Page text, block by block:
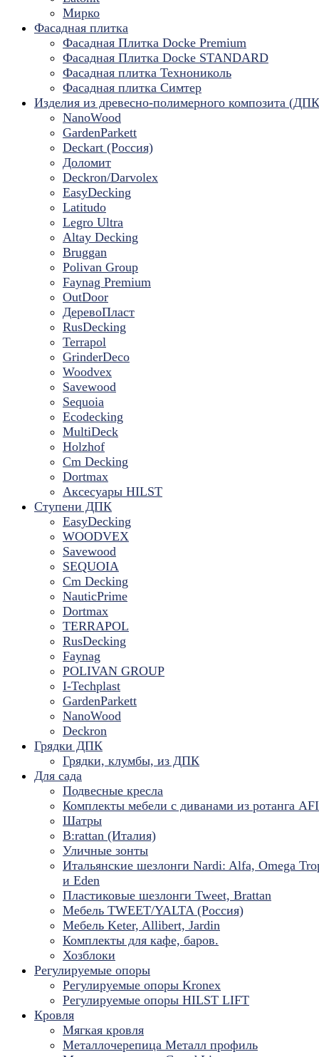
Мирко
Фасадная плитка
Фасадная Плитка Docke Premium
Фасадная Плитка Docke STANDARD
Фасадная плитка Технониколь
Фасадная плитка Симтер
Изделия из древесно-полимерного композита
NanoWood
GardenParkett
Deckart (Россия)
Доломит
Deckron/Darvolex
EasyDecking
Latitudo
Legro Ultra
Altay Decking
Bruggan
Polivan Group
Faynag Premium
OutDoor
ДеревоПласт
RusDecking
Terrapol
GrinderDeco
Woodvex
Savewood
Sequoia
Ecodecking
MultiDeck
Holzhof
Cm Decking
Dortmax
Аксесуары HILST
Ступени ДПК
EasyDecking
WOODVEX
Savewood
SEQUOIA
Cm Decking
NauticPrime
Dortmax
TERRAPOL
RusDecking
Faynag
POLIVAN GROUP
I-Techplast
GardenParkett
NanoWood
Deckron
Грядки ДПК
Грядки, клумбы, из ДПК
Для сада
Подвесные кресла
Комплекты мебели с диванами из ротанга
Шатры
B:rattan (Италия)
Уличные зонты
Итальянские шезлонги Nardi: Alfa, Omega
и Eden
Пластиковые шезлонги Tweet, Brattan
Мебель TWEET/YALTA (Россия)
Мебель Keter, Allibert, Jardin
Комплекты для кафе, баров.
Хозблоки
Регулируемые опоры
Регулируемые опоры Kronex
Регулируемые опоры HILST LIFT
Кровля
Мягкая кровля
Металлочерепица Металл профиль